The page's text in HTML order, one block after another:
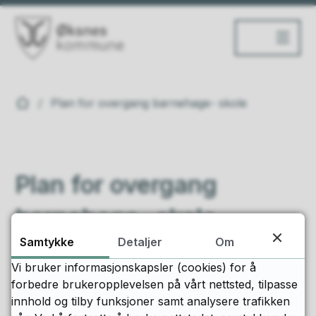
Du er her:Plan for overgang barnehage- skole
Plan for overgang
barnehage- skole
Utarbeidet av arbeidsgruppe for overgang
barnehage-skole:
Barnehagefaglig ansvarlig, Spesialpedagogisk
Samtykke Detaljer
Om
Vi bruker informasjonskapsler (cookies) for å
forbedre brukeropplevelsen på vårt nettsted, tilpasse
innhold og tilby funksjoner samt analysere trafikken